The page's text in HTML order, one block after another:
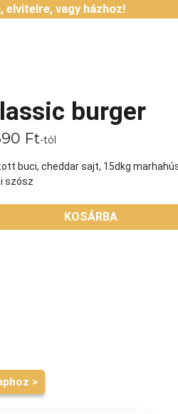
elvitelre, vagy házhoz!
burger
Ft-tól
buci, cheddar sajt, 15dkg
szósz
KOSÁRBA
>